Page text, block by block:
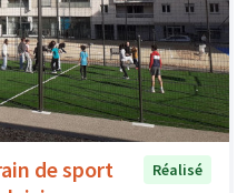
de sport
Réalisé